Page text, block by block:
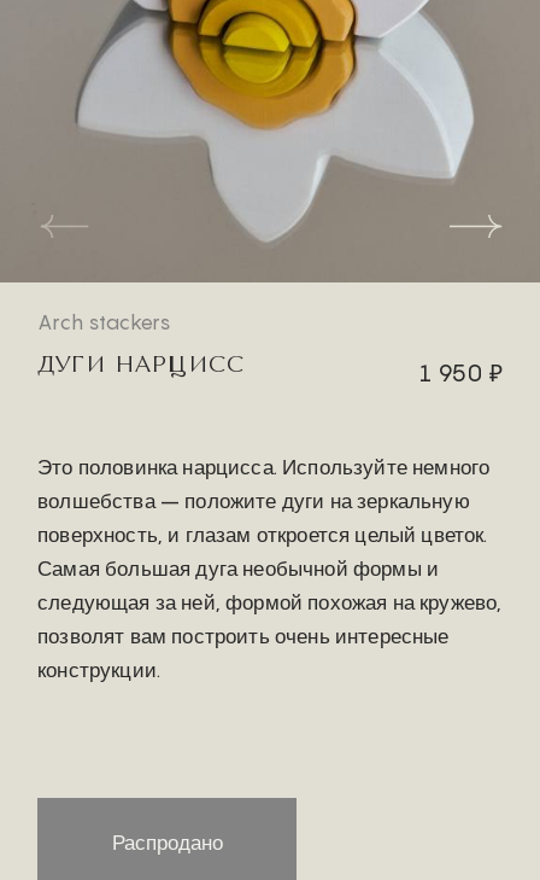
Arch stackers
ДУГИ НАРЦИСС 1 950 ₽
Это половинка нарцисса. Используйте немного
волшебства – положите дуги на зеркальную
поверхность, и глазам откроется целый цветок.
Самая большая дуга необычной формы и
следующая за ней, формой похожая на кружево,
позволят вам построить очень интересные
конструкции.
Распродано